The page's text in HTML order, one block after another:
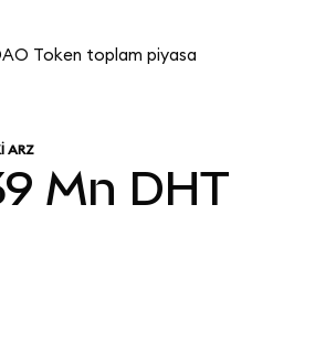
Token toplam piyasa
ARZ
Mn DHT